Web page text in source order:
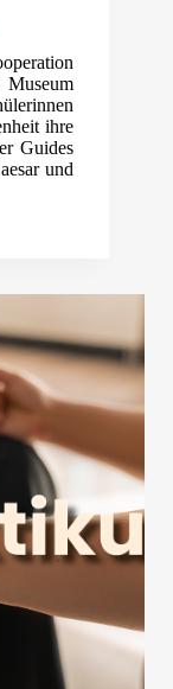
Museum
ihre
Guides
und